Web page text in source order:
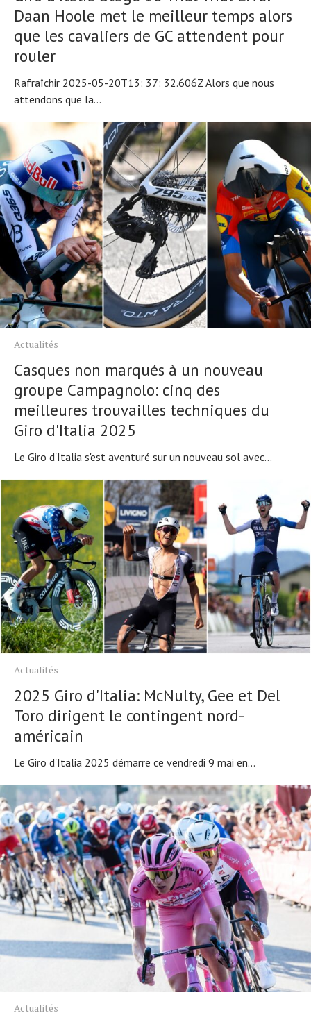
Daan Hoole met le meilleur temps alors
que les cavaliers de GC attendent pour
rouler
Rafraîchir 2025-05-20T13: 37: 32.606Z Alors que nous
attendons que la...
Actualités
Casques non marqués à un nouveau
groupe Campagnolo: cinq des
meilleures trouvailles techniques du
Giro d'Italia 2025
Le Giro d'Italia s'est aventuré sur un nouveau sol avec...
Actualités
2025 Giro d'Italia: McNulty, Gee et Del
Toro dirigent le contingent nord-
américain
Le Giro d'Italia 2025 démarre ce vendredi 9 mai en...
Actualités